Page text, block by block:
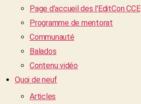
Page d’accueil des l'EditCon CCE
Programme de mentorat
Communauté
Balados
Contenu vidéo
Quoi de neuf
Articles